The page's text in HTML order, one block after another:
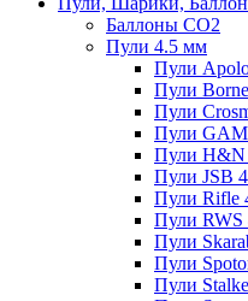
Баллоны CO2
Пули 4.5 мм
Пули
Пули
Пули
Пули
Пули
Пули JSB
Пули Rifle
Пули
Пули
Пули
Пули